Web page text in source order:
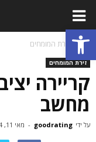
פתח סרגל נגישות
בית זירת המומחים
זירת המומחים
קריירה
מחשב
על ידי goodrating
- מאי 11, 2024